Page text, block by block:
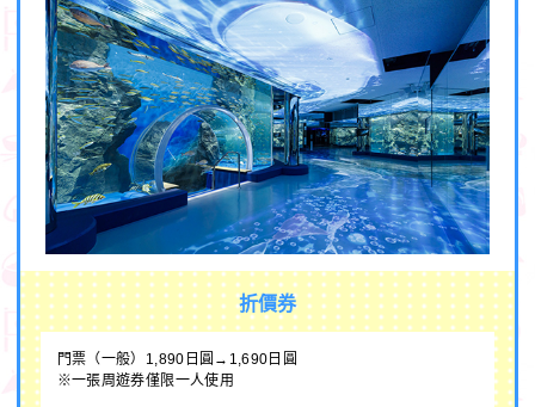
折價券
門票（一般）1,890日圓→1,690日圓
※一張周遊券僅限一人使用